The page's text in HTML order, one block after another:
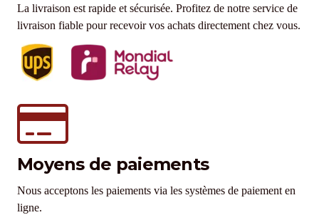
La livraison est rapide et sécurisée. Profitez de notre service de
livraison fiable pour recevoir vos achats directement chez vous.
Moyens de paiements
Nous acceptons les paiements via les systèmes de paiement en
ligne.